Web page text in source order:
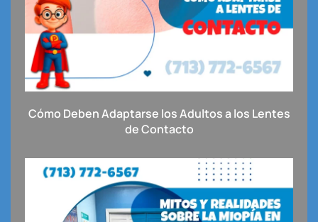
Cómo Deben Adaptarse los Adultos a los Lentes
de Contacto